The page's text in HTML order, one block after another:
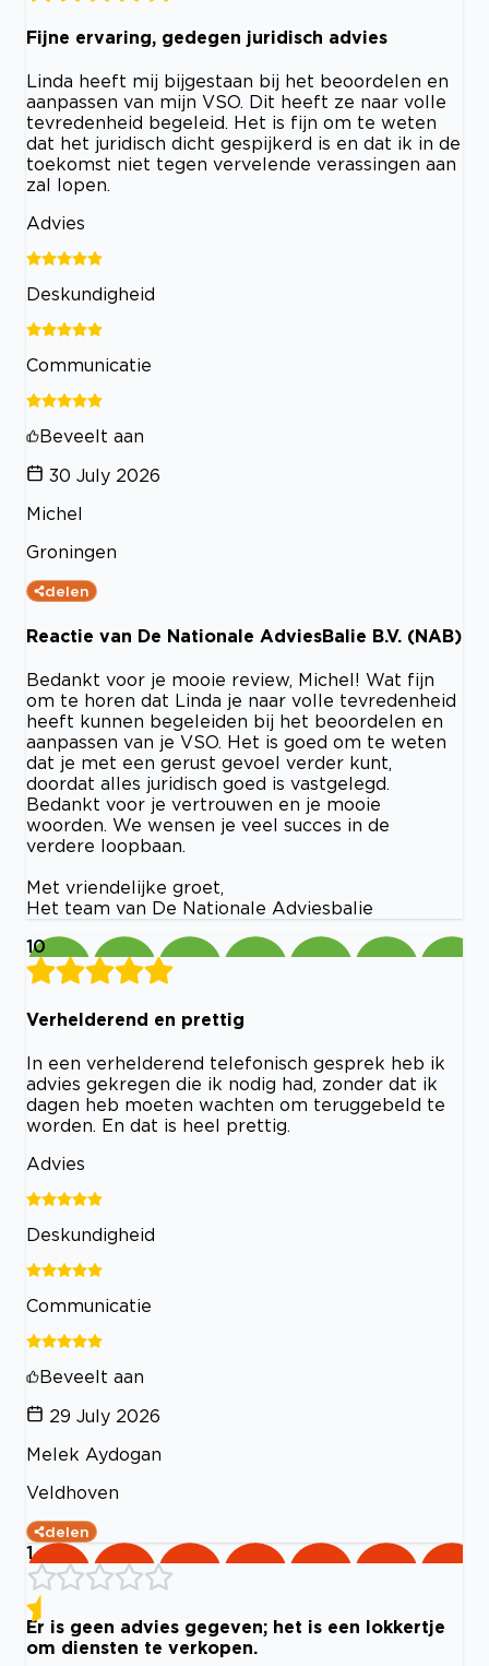
Fijne ervaring, gedegen juridisch advies
Linda heeft mij bijgestaan bij het beoordelen en
aanpassen van mijn VSO. Dit heeft ze naar volle
tevredenheid begeleid. Het is fijn om te weten
dat het juridisch dicht gespijkerd is en dat ik in de
toekomst niet tegen vervelende verassingen aan
zal lopen.
Advies
Deskundigheid
Communicatie
Beveelt aan
30 July 2026
Michel
Groningen
delen
Reactie van De Nationale AdviesBalie B.V. (NAB)
Bedankt voor je mooie review, Michel! Wat fijn
om te horen dat Linda je naar volle tevredenheid
heeft kunnen begeleiden bij het beoordelen en
aanpassen van je VSO. Het is goed om te weten
dat je met een gerust gevoel verder kunt,
doordat alles juridisch goed is vastgelegd.
Bedankt voor je vertrouwen en je mooie
woorden. We wensen je veel succes in de
verdere loopbaan.
Met vriendelijke groet,
Het team van De Nationale Adviesbalie
10
Verhelderend en prettig
In een verhelderend telefonisch gesprek heb ik
advies gekregen die ik nodig had, zonder dat ik
dagen heb moeten wachten om teruggebeld te
worden. En dat is heel prettig.
Advies
Deskundigheid
Communicatie
Beveelt aan
29 July 2026
Melek Aydogan
Veldhoven
delen
1
Er is geen advies gegeven; het is een lokkertje
om diensten te verkopen.